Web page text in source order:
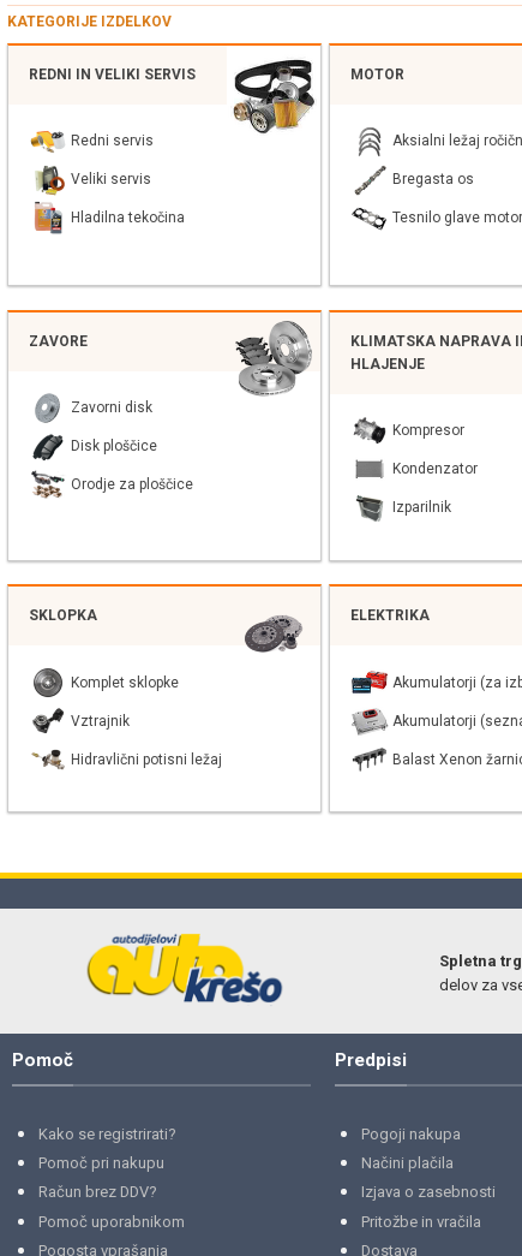
KATEGORIJE IZDELKOV
REDNI IN VELIKI SERVIS
Redni servis
Veliki servis
Hladilna tekočina
MOTOR
Aksialni ležaj
Bregasta os
Tesnilo glave
ZAVORE
Zavorni disk
Disk ploščice
Orodje za ploščice
KLIMATSKA NAPRAVA
HLAJENJE
Kompresor
Kondenzator
Izparilnik
SKLOPKA
Komplet sklopke
Vztrajnik
Hidravlični potisni ležaj
ELEKTRIKA
Akumulatorji (za
Akumulatorji
Balast Xenon
Spletna
delov za
Pomoč
Kako se registrirati?
Pomoč pri nakupu
Račun brez DDV?
Pomoč uporabnikom
Pogosta vprašanja
Predpisi
Pogoji nakupa
Načini plačila
Izjava o zasebnosti
Pritožbe in vračila
Dostava